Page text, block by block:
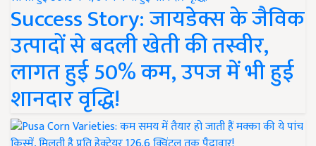
Success Story: जायडेक्स के जैविक
उत्पादों से बदली खेती की तस्वीर,
लागत हुई 50% कम, उपज में भी हुई
शानदार वृद्धि!